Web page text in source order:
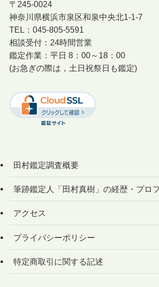
〒245-0024
神奈川県横浜市泉区和泉中央北1-1-7
TEL：045-805-5591
相談受付：24時間営業
鑑定作業：平日 8：00～18：00
(お急ぎの際は，土日祝祭日も鑑定)
田村鑑定調査概要
筆跡鑑定人「田村真樹」の経歴・プロ
アクセス
プライバシーポリシー
特定商取引に関する記述